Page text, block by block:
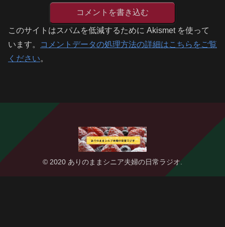
コメントを書き込む
このサイトはスパムを低減するために Akismet を使って
います。
コメントデータの処理方法の詳細はこちらをご覧
ください。
© 2020 ありのままシニア夫婦の日常ラジオ.